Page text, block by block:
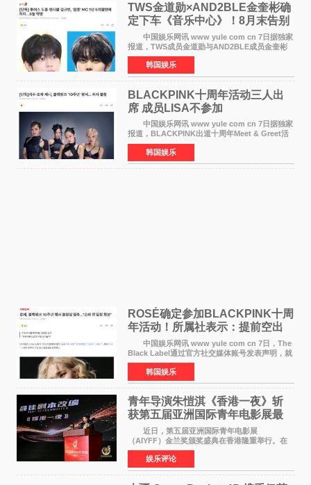
TWS金道勋×AND2BLE金奎彬确
定下车《音乐中心》！8月末告别
MC席位
中国娱乐网讯 www yule com cn 7日据独家
报道，TWS成员金道勋与AND2BLE成员金奎彬
将于8月离开《音乐中心》MC的位置。 金道
勋与金奎彬于去年3月与H2H A-NA一起被选为
《音乐中心》MC，约1
韩国娱乐
BLACKPINK十周年活动三人出
席 成员LISA不参加
中国娱乐网讯 www yule com cn 7日据独家
报道，BLACKPINK出道十周年Meet & Greet活
动将由智秀、ROS&Eacute;、JENNIE出席，
LISA将缺席。 此前BLACKPINK所属社YG并
未为组合出道十周年做
韩国娱乐
ROSÉ确定参加BLACKPINK十周
年活动！所属社表示：提前空出
了时间
中国娱乐网讯 www yule com cn 7日，The
Black Label通过官方社交媒体账号发表声明，就
近期网络上关于ROS&Eacute;个人行程及是否参
加BLACKPINK出道纪念活动的种种猜测作出正
式回应。 Th
韩国娱乐
青年导演朱愷淇《香港一夜》斩
获第五届亚洲国际青年电影展最
佳剧本改编奖
近日，第五届亚洲国际青年电影展
（AIYFF）金兰奖颁奖盛典在香港隆重举行。在
这场汇聚数百位海内外电影人、文化界人士及媒
体代表的亚洲青年影视盛会上，香港本土电影
《香港一夜》（Dawn in Ho
娱乐评论